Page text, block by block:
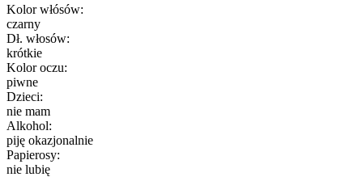
Kolor włósów:
czarny
Dł. włosów:
krótkie
Kolor oczu:
piwne
Dzieci:
nie mam
Alkohol:
piję okazjonalnie
Papierosy:
nie lubię